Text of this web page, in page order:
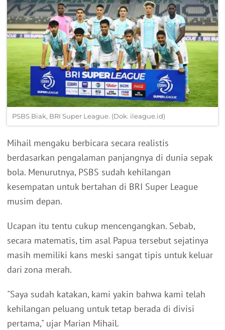
PSBS Biak, BRI Super League. (Dok. ileague.id)
Mihail mengaku berbicara secara realistis
berdasarkan pengalaman panjangnya di dunia sepak
bola. Menurutnya, PSBS sudah kehilangan
kesempatan untuk bertahan di BRI Super League
musim depan.
Ucapan itu tentu cukup mencengangkan. Sebab,
secara matematis, tim asal Papua tersebut sejatinya
masih memiliki kans meski sangat tipis untuk keluar
dari zona merah.
"Saya sudah katakan, kami yakin bahwa kami telah
kehilangan peluang untuk tetap berada di divisi
pertama," ujar Marian Mihail.